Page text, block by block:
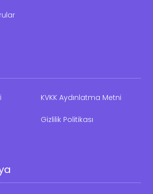
KVKK Aydınlatma Metni
Gizlilik Politikası